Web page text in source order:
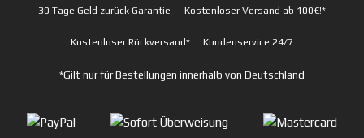
30 Tage Geld zurück Garantie Kostenloser Versand ab 100€!*
Kostenloser Rückversand* Kundenservice 24/7
*Gilt nur für Bestellungen innerhalb von Deutschland